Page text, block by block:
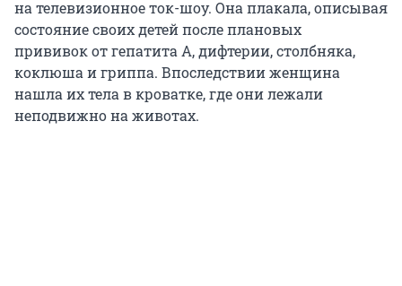
на телевизионное ток-шоу. Она плакала, описывая
состояние своих детей после плановых
прививок от гепатита А, дифтерии, столбняка,
коклюша и гриппа. Впоследствии женщина
нашла их тела в кроватке, где они лежали
неподвижно на животах.